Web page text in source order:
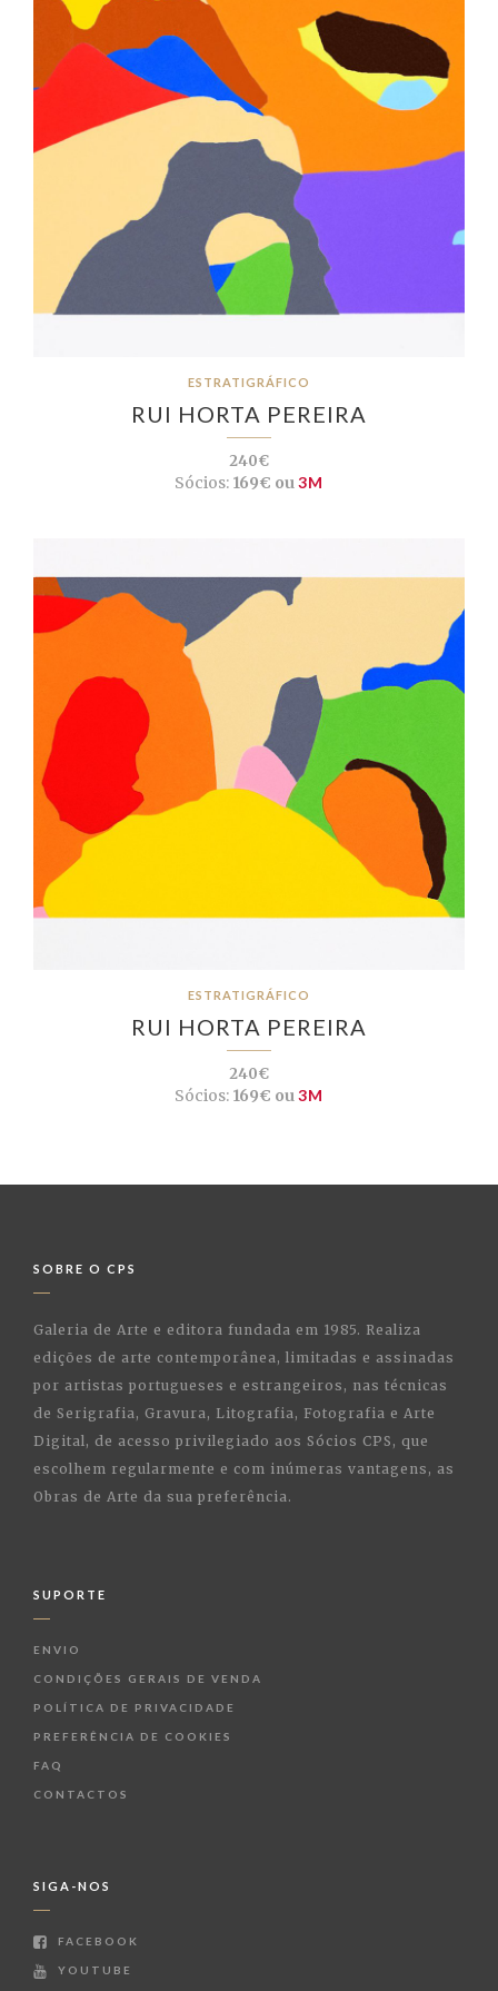
ESTRATIGRÁFICO
RUI HORTA PEREIRA
240€
Sócios: 169€ ou3M
ESTRATIGRÁFICO
RUI HORTA PEREIRA
240€
Sócios: 169€ ou3M
SOBRE O CPS
Galeria de Arte e editora fundada em 1985. Realiza
edições de arte contemporânea, limitadas e assinadas
por artistas portugueses e estrangeiros, nas técnicas
de Serigrafia, Gravura, Litografia, Fotografia e Arte
Digital, de acesso privilegiado aos Sócios CPS, que
escolhem regularmente e com inúmeras vantagens, as
Obras de Arte da sua preferência.
SUPORTE
ENVIO
CONDIÇÕES GERAIS DE VENDA
POLÍTICA DE PRIVACIDADE
PREFERÊNCIA DE COOKIES
FAQ
CONTACTOS
SIGA-NOS
FACEBOOK
YOUTUBE